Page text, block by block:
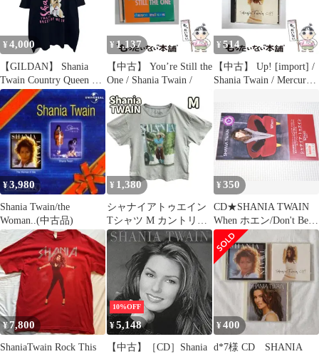
¥ 4,000
【GILDAN】 Shania
Twain Country Queen of
Me Tour 2023 シャナイ
アトゥエイン ツアーT
シャツ S-5740
¥ 1,137
【中古】 You’re Still the
One / Shania Twain /
¥ 514
【中古】 Up! [import] /
Shania Twain / Mercury
¥3,980
Shania Twain/the
Woman..(中古品)
¥ 1,380
シャナイアトゥエイン
Tシャツ M カントリー
ウーマンインミー
【4650】
¥350
CD★SHANIA TWAIN
When ホエン/Don't Be
Stupid 8cm レンタル用
シャナイア・トゥエイ
ン★動作確認済
¥7,800
ShaniaTwain Rock This
10%OFF
¥5,148
【中古】［CD］Shania
¥400
d*7様 CD SHANIA